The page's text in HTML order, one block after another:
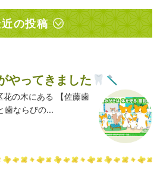
の投稿
やってきました
の木にある 【佐藤歯
歯ならびの...